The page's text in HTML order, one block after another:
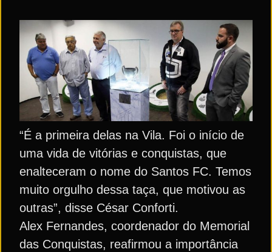
“É a primeira delas na Vila. Foi o início de
uma vida de vitórias e conquistas, que
enalteceram o nome do Santos FC. Temos
muito orgulho dessa taça, que motivou as
outras”, disse César Conforti.
Alex Fernandes, coordenador do Memorial
das Conquistas, reafirmou a importância